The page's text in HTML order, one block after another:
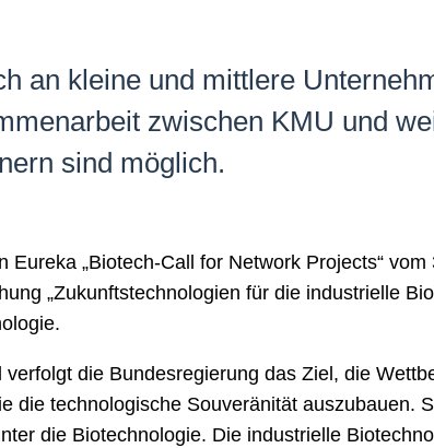
an kleine und mittlere
zwischen KMU und
sind möglich.
Eureka „Biotech-Call for Network Projects“
„Zukunftstechnologien für die industrielle
die Bundesregierung das Ziel, die
die technologische Souveränität auszubauen.
die Biotechnologie. Die industrielle